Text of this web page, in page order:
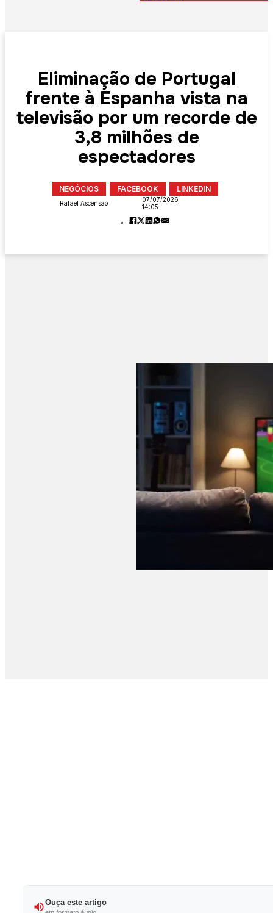
Eliminação de Portugal
frente à Espanha vista na
televisão por um recorde de
3,8 milhões de
espectadores
NEGÓCIOS FACEBOOK LINKEDIN
Rafael Ascensão
07/07/2026
14:05
Ouça este artigo